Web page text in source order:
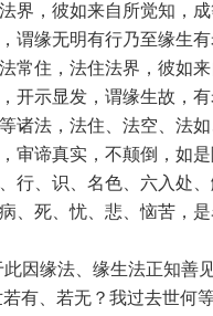
界，彼如来自所觉知，
谓缘无明有行乃至缘生有
常住，法住法界，彼如
开示显发，谓缘生故，有
诸法，法住、法空、法
审谛真实，不颠倒，如
行、识、名色、六入处、
、死、忧、悲、恼苦，是
此因缘法、缘生法正知善
若有、若无？我过去世何